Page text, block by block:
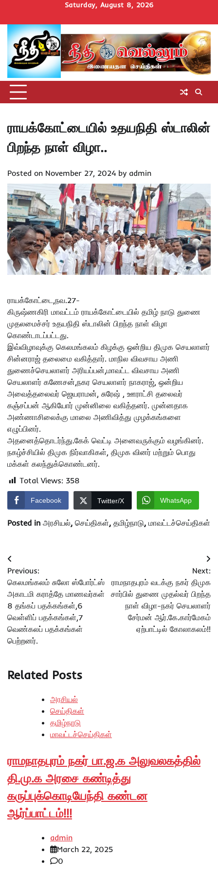
content
Saturday, August 8, 2026
Homeசெய்திகள்
தமிழ்நாடுமாவட்டச்செய்திகள்
அரசியல்ஆன்மிகம்
சட்டம்
அறிவோம்
சினிமாUncategorized
ராயக்கோட்டையில் உதயநிதி ஸ்டாலின்
பிறந்த நாள் விழா..
Posted on November 27, 2024 by admin
ராயக்கோட்டை,நவ.27-
கிருஷ்ணகிரி மாவட்டம் ராயக்கோட்டையில் தமிழ் நாடு துணை
முதலமைச்சர் உதயநிதி ஸ்டாலின் பிறந்த நாள் விழா
கொண்டாடப்பட்டது.
இவ்விழாவுக்கு கெலமங்கலம் கிழக்கு ஒன்றிய திமுக செயலாளர்
சின்னராஜ் தலைமை வகித்தார். மாநில விவசாய அணி
துணைச்செயலாளர் அரியப்பன்,மாவட்ட விவசாய அணி
செயலாளர் கணேசன்,நகர செயலாளர் நாகராஜ், ஒன்றிய
அவைத்தலைவர் ஜெயராமன், சுரேஷ் , ஊராட்சி தலைவர்
கஞ்சப்பன் ஆகியோர் முன்னிலை வகித்தனர். முன்னதாக
அண்ணாசிலைக்கு மாலை அணிவித்து முழக்கங்களை
எழுப்பினர்.
அதனைத்தொடர்ந்து.கேக் வெட்டி அனைவருக்கும் வழங்கினர்.
நகழ்ச்சியில் திமுக நிர்வாகிகள், திமுக வினர் மற்றும் பொது
மக்கள் கலந்துக்கொண்டனர்.
Total Views: 358
Facebook Twitter/X WhatsApp
Posted in அரசியல், செய்திகள், தமிழ்நாடு, மாவட்டச்செய்திகள்
Post
navigation
Previous:
கெலமங்கலம் சுலோ ஸ்போர்ட்ஸ்
அகாடமி கராத்தே மாணவர்கள்
8 தங்கப் பதக்கங்கள்,6
வெள்ளிப் பதக்கங்கள்,7
வெண்கலப் பதக்கங்கள்
பெற்றனர்.
Next:
ராமநாதபுரம் வடக்கு நகர் திமுக
சார்பில் துணை முதல்வர் பிறந்த
நாள் விழா-நகர் செயலாளர்
சேர்மன் ஆர்.கே.கார்மேகம்
ஏற்பாட்டில் கோலாகலம்!!
Related Posts
அரசியல்
செய்திகள்
தமிழ்நாடு
மாவட்டச்செய்திகள்
ராமநாதபுரம் நகர் பா.ஜ.க அலுவலகத்தில்
தி.மு.க அரசை கண்டித்து
கருப்புக்கொடியேந்தி கண்டன
ஆர்ப்பாட்டம்!!!
admin
March 22, 2025
0